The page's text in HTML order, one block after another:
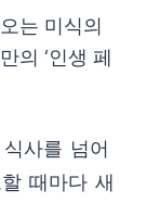
는 미식의
의 ‘인생 페
사를 넘어
때마다 새